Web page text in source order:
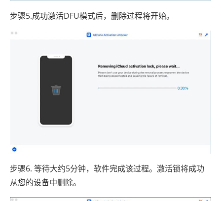
步骤5.成功激活DFU模式后，删除过程将开始。
步骤6. 等待大约5分钟，软件完成该过程。激活锁将成功
从您的设备中删除。